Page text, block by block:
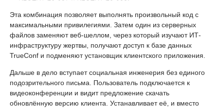
Эта комбинация позволяет выполнять произвольный код с
максимальными привилегиями. Затем один из серверных
файлов заменяют веб-шеллом, через который изучают ИТ-
инфраструктуру жертвы, получают доступ к базе данных
TrueConf и подменяют установщик клиентского приложения.
Дальше в дело вступает социальная инженерия без единого
подозрительного письма. Пользователь подключается к
видеоконференции и видит предложение скачать
обновлённую версию клиента. Устанавливает её, и вместо